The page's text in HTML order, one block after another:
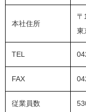
本社住所
〒
東
TEL
FAX
従業員数